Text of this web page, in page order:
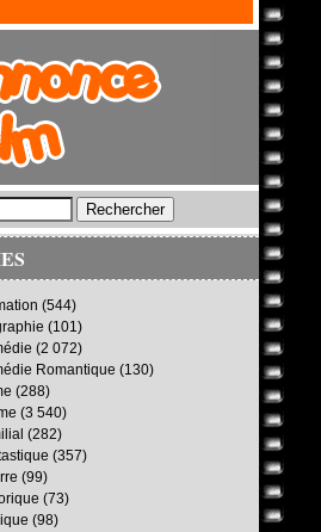
(544)
(101)
(2 072)
Romantique (130)
(288)
(3 540)
(282)
(357)
(99)
(73)
(98)